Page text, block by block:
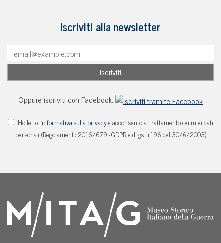
Iscriviti alla newsletter
Oppure iscriviti con Facebook:
Ho letto l'informativa sulla privacye acconsento al trattamento dei miei dati
personali (Regolamento 2016/679 - GDPR e d.lgs. n.196 del 30/6/2003)